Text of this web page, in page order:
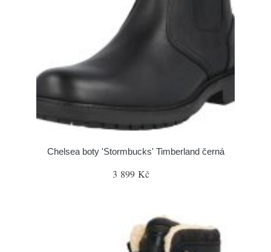
Chelsea boty 'Stormbucks' Timberland černá
3 899 Kč